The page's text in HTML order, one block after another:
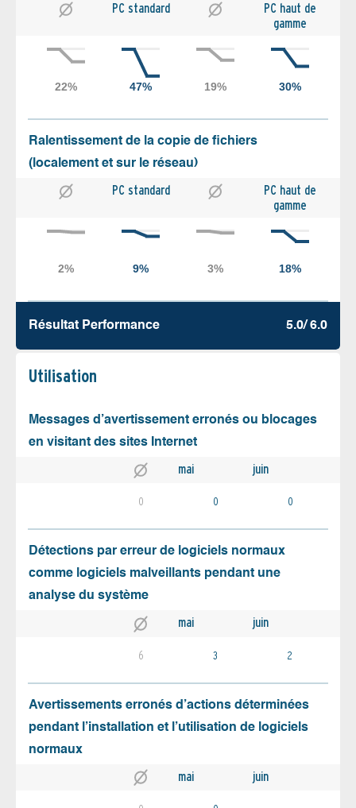
PC standard
PC haut de
gamme
Ralentissement de la copie de fichiers
(localement et sur le réseau)
PC standard
PC haut de
gamme
Résultat Performance 5.0/ 6.0
Utilisation
Messages d’avertissement erronés ou blocages
en visitant des sites Internet
mai juin
0 0 0
Détections par erreur de logiciels normaux
comme logiciels malveillants pendant une
analyse du système
mai juin
6 3 2
Avertissements erronés d’actions déterminées
pendant l’installation et l’utilisation de logiciels
normaux
mai juin